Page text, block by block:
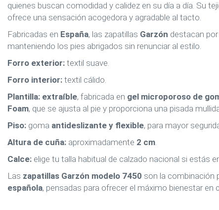
quienes buscan comodidad y calidez en su día a día. Su
ofrece una sensación acogedora y agradable al tacto.
Fabricadas en España, las zapatillas Garzón destacan
manteniendo los pies abrigados sin renunciar al estilo.
Forro exterior: textil suave.
Forro interior: textil cálido.
Plantilla: extraíble, fabricada en gel microporoso de
Foam, que se ajusta al pie y proporciona una pisada
Piso: goma antideslizante y flexible, para mayor
Altura de cuña: aproximadamente 2 cm.
Calce: elige tu talla habitual de calzado nacional si estás
Las zapatillas Garzón modelo 7450 son la combinación
española, pensadas para ofrecer el máximo bienestar en